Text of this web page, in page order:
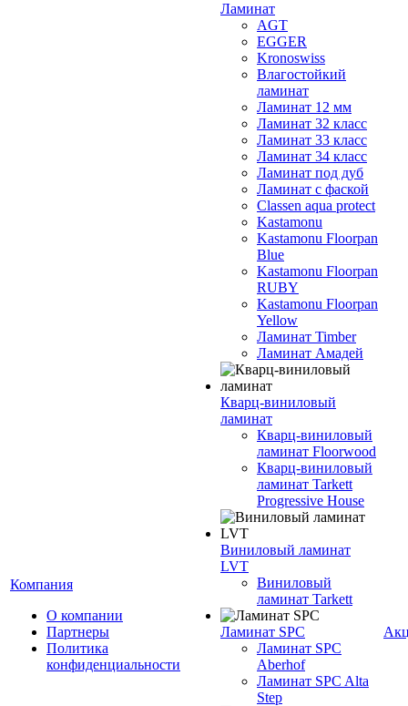
Компания
О компании
Партнеры
Политика
конфиденциальности
Ламинат
AGT
EGGER
Kronoswiss
Влагостойкий
ламинат
Ламинат 12 мм
Ламинат 32 класс
Ламинат 33 класс
Ламинат 34 класс
Ламинат под дуб
Ламинат с фаской
Classen aqua protect
Kastamonu
Kastamonu Floorpan
Blue
Kastamonu Floorpan
RUBY
Kastamonu Floorpan
Yellow
Ламинат Timber
Ламинат Амадей
Кварц-виниловый
ламинат
Кварц-виниловый
ламинат Floorwood
Кварц-виниловый
ламинат Tarkett
Progressive House
Виниловый ламинат
LVT
Виниловый
ламинат Tarkett
Ламинат SPC
Ламинат SPC
Aberhof
Ламинат SPC Alta
Step